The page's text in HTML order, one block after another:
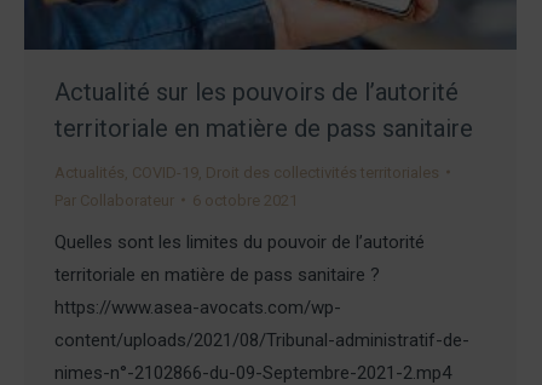
Actualité sur les pouvoirs de l’autorité
territoriale en matière de pass sanitaire
Actualités COVID-19 Droit des collectivités territoriales
Par Collaborateur 6 octobre 2021
Quelles sont les limites du pouvoir de l’autorité
territoriale en matière de pass sanitaire ?
https://www.asea-avocats.com/wp-
content/uploads/2021/08/Tribunal-administratif-de-
nimes-n°-2102866-du-09-Septembre-2021-2.mp4